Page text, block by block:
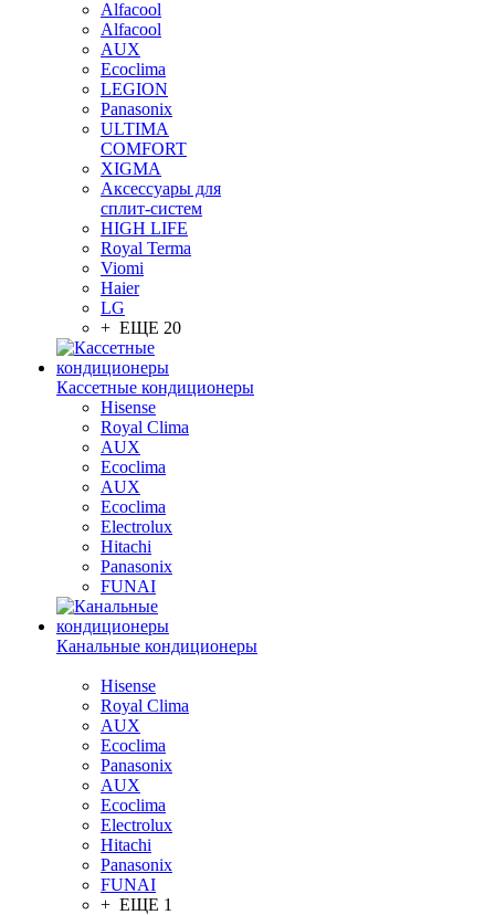
Alfacool
Alfacool
AUX
Ecoclima
LEGION
Panasonix
ULTIMA
COMFORT
XIGMA
Аксессуары для
сплит-систем
HIGH LIFE
Royal Terma
Viomi
Haier
LG
+ ЕЩЕ 20
Кассетные кондиционеры
Hisense
Royal Clima
AUX
Ecoclima
AUX
Ecoclima
Electrolux
Hitachi
Panasonix
FUNAI
Канальные кондиционеры
Hisense
Royal Clima
AUX
Ecoclima
Panasonix
AUX
Ecoclima
Electrolux
Hitachi
Panasonix
FUNAI
+ ЕЩЕ 1